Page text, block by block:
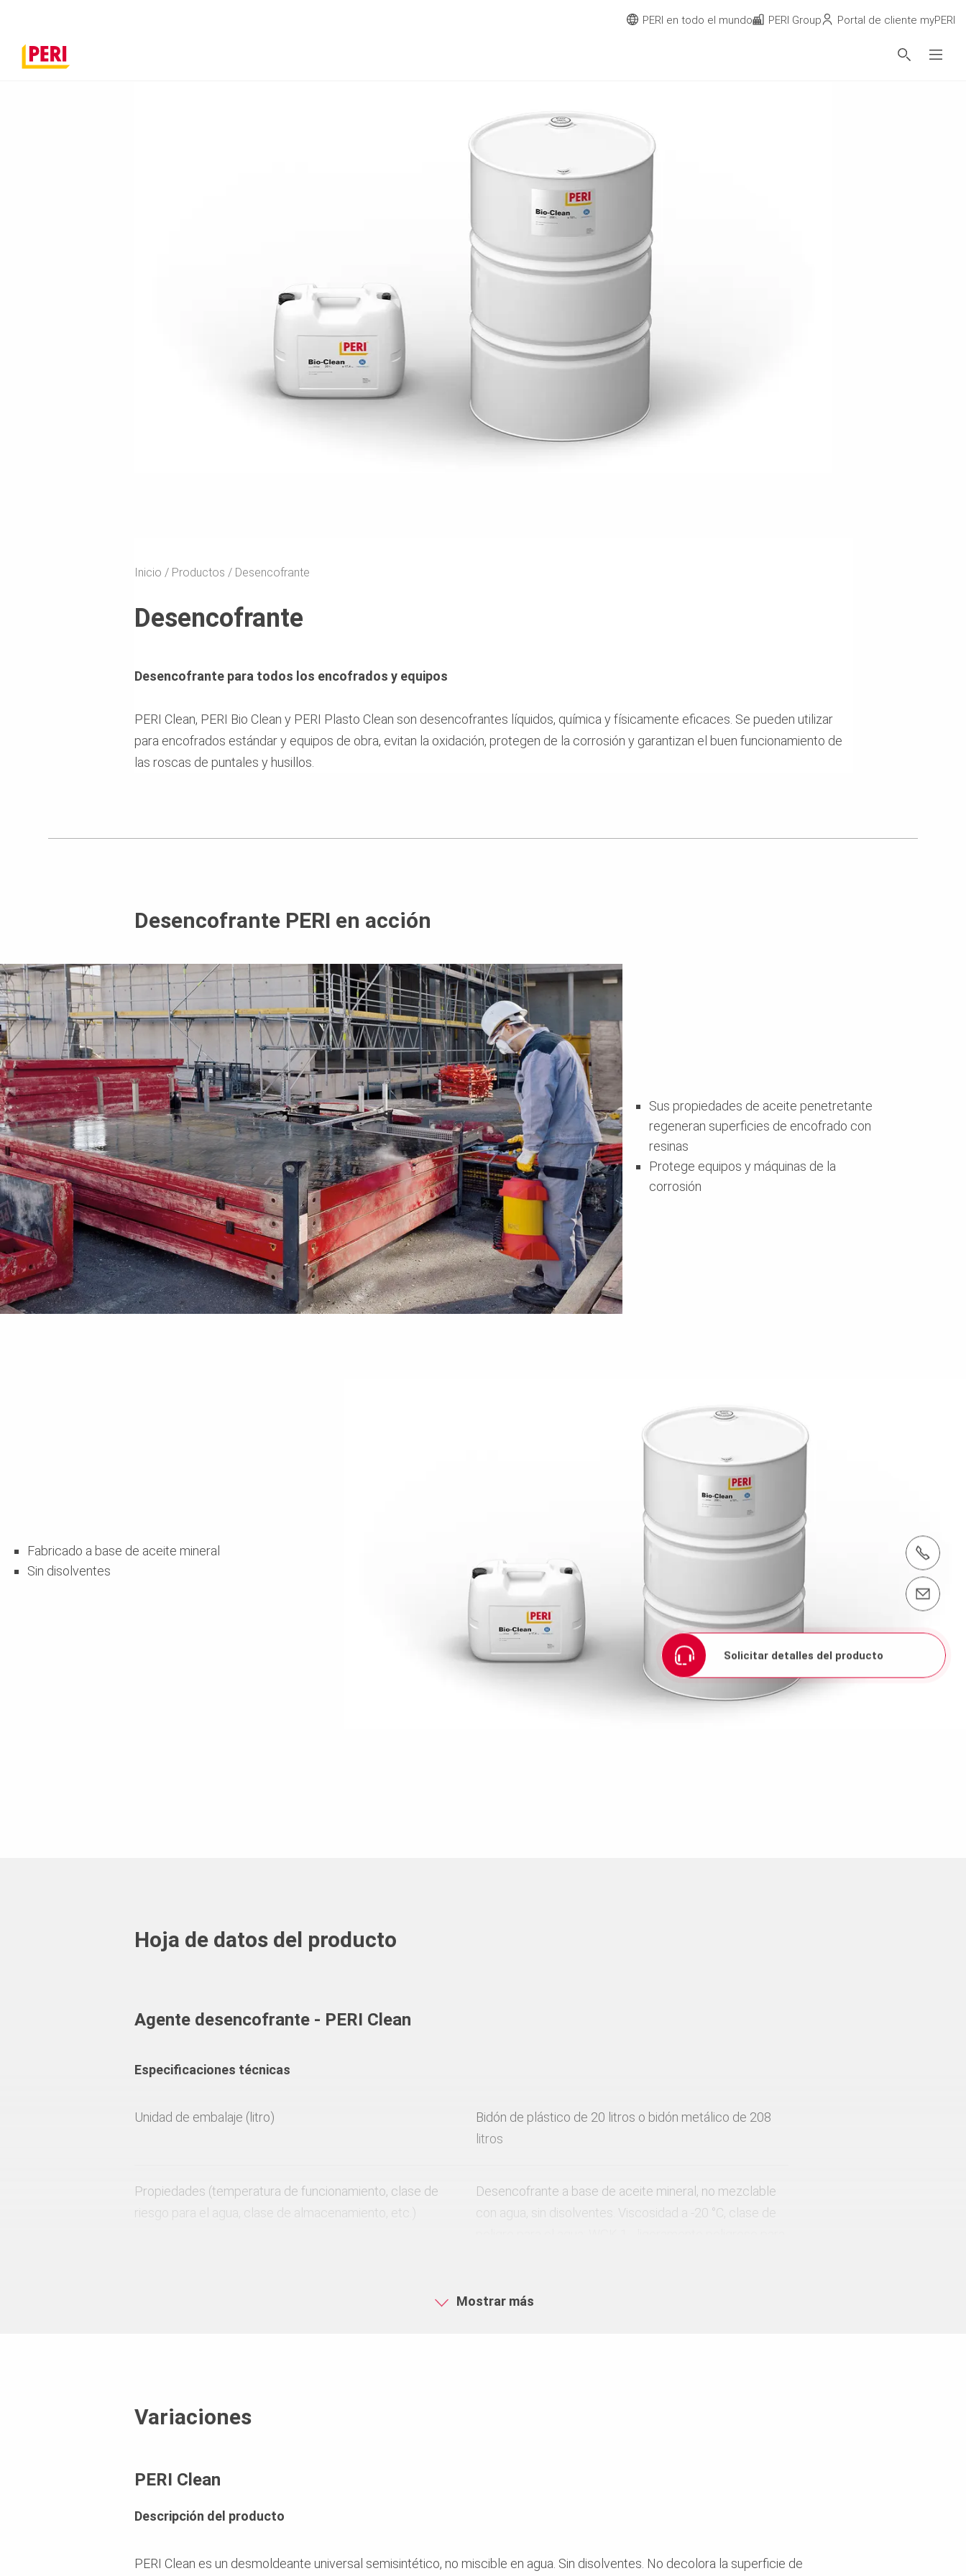
Contáctenos info@peri.es
Solicitar detalles del producto
Inicio Productos Desencofrante
Desencofrante
Desencofrante para todos los encofrados y equipos
PERI Clean, PERI Bio Clean y PERI Plasto Clean son desencofrantes líquidos, química y físicamente eficaces. Se pueden utilizar
para encofrados estándar y equipos de obra, evitan la oxidación, protegen de la corrosión y garantizan el buen funcionamiento de
las roscas de puntales y husillos.
Desencofrante PERI en acción
Sus propiedades de aceite penetretante
regeneran superficies de encofrado con
resinas
Protege equipos y máquinas de la
corrosión
Fabricado a base de aceite mineral
Sin disolventes
Hoja de datos del producto
Agente desencofrante - PERI Clean
Especificaciones técnicas
Unidad de embalaje (litro)
Bidón de plástico de 20 litros o bidón metálico de 208
litros
Propiedades (temperatura de funcionamiento, clase de
riesgo para el agua, clase de almacenamiento, etc.)
Desencofrante a base de aceite mineral, no mezclable
con agua, sin disolventes. Viscosidad a -20 °C, clase de
producto BTM 20
Aplicaciones estándar
Compatible con
Mostrar más
Variaciones
PERI Clean
Descripción del producto
PERI Clean es un desmoldeante universal semisintético, no miscible en agua. Sin disolventes. No decolora la superficie de
PERI en todo el mundo PERI Group Portal de cliente myPERI